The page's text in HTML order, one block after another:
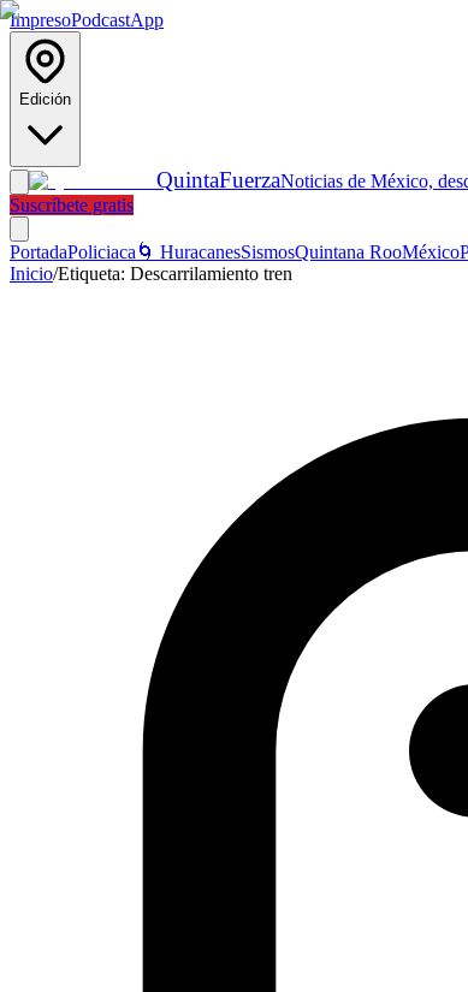
ImpresoPodcastApp
Edición
QuintaFuerzaNoticias de México,
Suscríbete gratis
PortadaPoliciaca 🌀 HuracanesSismosQuintana RooMéxico
Inicio/Etiqueta: Descarrilamiento tren